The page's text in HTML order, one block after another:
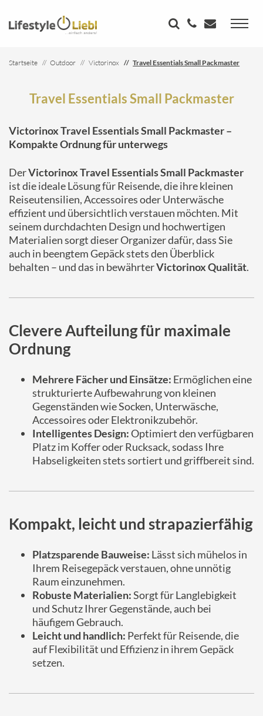
Startseite Outdoor Victorinox Travel Essentials Small Packmaster
Travel Essentials Small Packmaster
Victorinox Travel Essentials Small Packmaster –
Kompakte Ordnung für unterwegs
DerVictorinox Travel Essentials Small Packmaster
ist die ideale Lösung für Reisende, die ihre kleinen
Reiseutensilien, Accessoires oder Unterwäsche
effizient und übersichtlich verstauen möchten. Mit
seinem durchdachten Design und hochwertigen
Materialien sorgt dieser Organizer dafür, dass Sie
auch in beengtem Gepäck stets den Überblick
behalten – und das in bewährterVictorinox Qualität.
Clevere Aufteilung für maximale
Ordnung
Mehrere Fächer und Einsätze: Ermöglichen eine
strukturierte Aufbewahrung von kleinen
Gegenständen wie Socken, Unterwäsche,
Accessoires oder Elektronikzubehör.
Intelligentes Design:Optimiert den verfügbaren
Platz im Koffer oder Rucksack, sodass Ihre
Habseligkeiten stets sortiert und griffbereit sind.
Kompakt, leicht und strapazierfähig
Platzsparende Bauweise: Lässt sich mühelos in
Ihrem Reisegepäck verstauen, ohne unnötig
Raum einzunehmen.
Robuste Materialien:Sorgt für Langlebigkeit
und Schutz Ihrer Gegenstände, auch bei
häufigem Gebrauch.
Leicht und handlich: Perfekt für Reisende, die
auf Flexibilität und Effizienz in ihrem Gepäck
setzen.